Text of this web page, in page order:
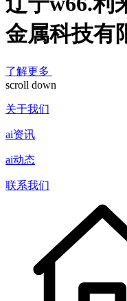
金属科技有
了解更多
scroll down
关于我们
ai资讯
ai动态
联系我们